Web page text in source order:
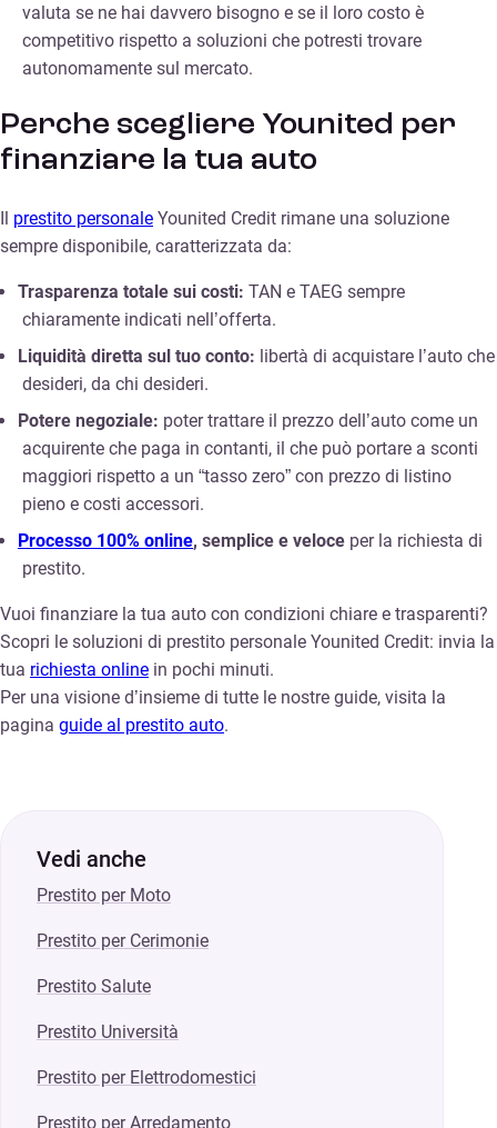
valuta se ne hai davvero bisogno e se il loro costo è
competitivo rispetto a soluzioni che potresti trovare
autonomamente sul mercato.
Perche scegliere Younited per
finanziare la tua auto
prestito personale Younited Credit rimane una soluzione
sempre disponibile, caratterizzata da:
Trasparenza totale sui costi: TAN e TAEG sempre
chiaramente indicati nell’offerta.
Liquidità diretta sul tuo conto: libertà di acquistare l’auto che
desideri, da chi desideri.
Potere negoziale: poter trattare il prezzo dell’auto come un
acquirente che paga in contanti, il che può portare a sconti
maggiori rispetto a un “tasso zero” con prezzo di listino
pieno e costi accessori.
Processo 100% online, semplice e veloce per la richiesta di
prestito.
Vuoi finanziare la tua auto con condizioni chiare e trasparenti?
Scopri le soluzioni di prestito personale Younited Credit: invia la
tua richiesta online in pochi minuti.
Per una visione d’insieme di tutte le nostre guide, visita la
pagina guide al prestito auto.
Vedi anche
Prestito per Moto
Prestito per Cerimonie
Prestito Salute
Prestito Università
Prestito per Elettrodomestici
Prestito per Arredamento